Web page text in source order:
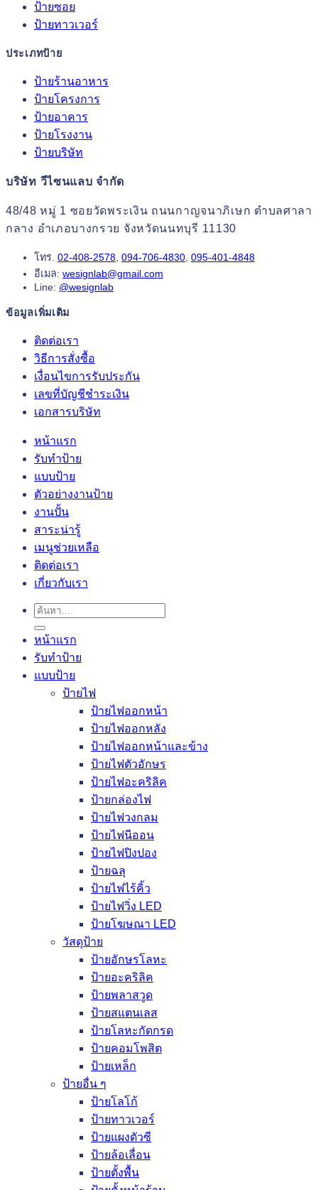
ป้ายซอย
ป้ายทาวเวอร์
ประเภทป้าย
ป้ายร้านอาหาร
ป้ายโครงการ
ป้ายอาคาร
ป้ายโรงงาน
ป้ายบริษัท
บริษัท วีไซนแลบ จำกัด
48/48 หมู่ 1 ซอยวัดพระเงิน ถนนกาญจนาภิเษก ตำบลศาลา
กลาง อำเภอบางกรวย จังหวัดนนทบุรี 11130
โทร. 02-408-2578, 094-706-4830, 095-401-4848
อีเมล: wesignlab@gmail.com
Line: @wesignlab
ข้อมูลเพิ่มเติม
ติดต่อเรา
วิธีการสั่งซื้อ
เงื่อนไขการรับประกัน
เลขที่บัญชีชำระเงิน
เอกสารบริษัท
หน้าแรก
รับทำป้าย
แบบป้าย
ตัวอย่างงานป้าย
งานปั้น
สาระน่ารู้
เมนูช่วยเหลือ
ติดต่อเรา
เกี่ยวกับเรา
ค้นหา:
หน้าแรก
รับทำป้าย
แบบป้าย
ป้ายไฟ
ป้ายไฟออกหน้า
ป้ายไฟออกหลัง
ป้ายไฟออกหน้าและข้าง
ป้ายไฟตัวอักษร
ป้ายไฟอะคริลิค
ป้ายกล่องไฟ
ป้ายไฟวงกลม
ป้ายไฟนีออน
ป้ายไฟปิงปอง
ป้ายฉลุ
ป้ายไฟไร้คิ้ว
ป้ายไฟวิ่ง LED
ป้ายโฆษณา LED
วัสดุป้าย
ป้ายอักษรโลหะ
ป้ายอะคริลิค
ป้ายพลาสวูด
ป้ายสแตนเลส
ป้ายโลหะกัดกรด
ป้ายคอมโพสิต
ป้ายเหล็ก
ป้ายอื่น ๆ
ป้ายโลโก้
ป้ายทาวเวอร์
ป้ายแผงตัวซี
ป้ายล้อเลื่อน
ป้ายตั้งพื้น